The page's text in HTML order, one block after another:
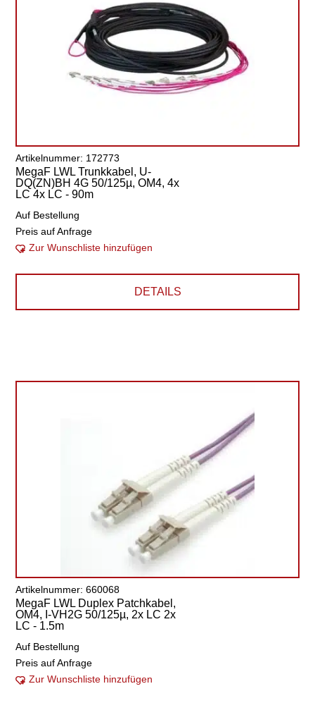
Artikelnummer: 172773
MegaF LWL Trunkkabel, U-
DQ(ZN)BH 4G 50/125µ, OM4, 4x
LC 4x LC - 90m
Auf Bestellung
Preis auf Anfrage
Zur Wunschliste hinzufügen
DETAILS
Artikelnummer: 660068
MegaF LWL Duplex Patchkabel,
OM4, I-VH2G 50/125µ, 2x LC 2x
LC - 1.5m
Auf Bestellung
Preis auf Anfrage
Zur Wunschliste hinzufügen